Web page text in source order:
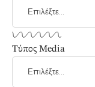
Τύπος Media